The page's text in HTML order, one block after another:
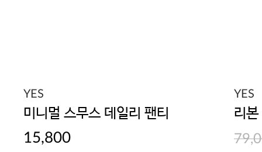
YES
미니멀 스무스 데일리 팬티
15,800
YES
리본